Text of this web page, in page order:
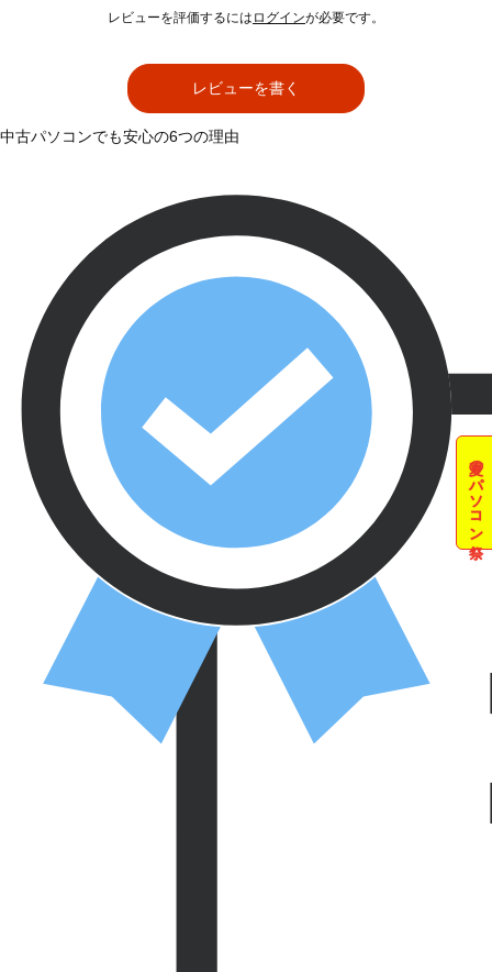
レビューを評価するには ログインが必要です。
レビューを書く
夏のパソコン祭
中古パソコンでも安心の6つの理由